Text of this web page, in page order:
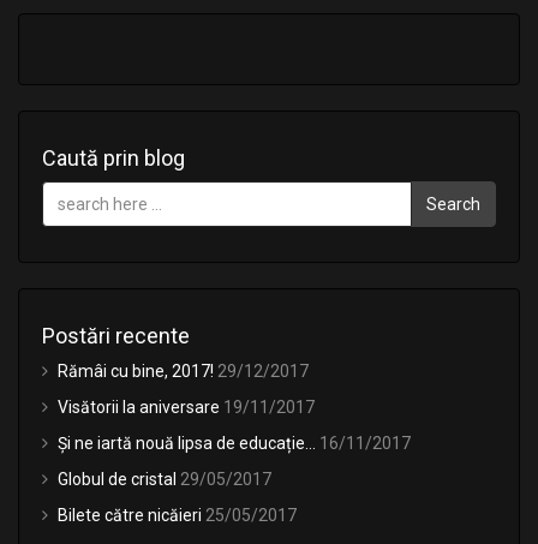
Caută prin blog
Search
Postări recente
Rămâi cu bine, 2017! 29/12/2017
Visătorii la aniversare 19/11/2017
Și ne iartă nouă lipsa de educație…
16/11/2017
Globul de cristal 29/05/2017
Bilete către nicăieri 25/05/2017